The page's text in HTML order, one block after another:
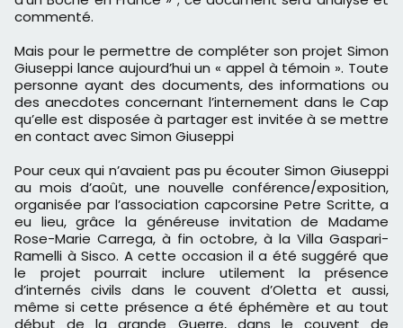
commenté.
Mais pour le permettre de compléter son projet Simon
Giuseppi lance aujourd’hui un « appel à témoin ». Toute
personne ayant des documents, des informations ou
des anecdotes concernant l’internement dans le Cap
qu’elle est disposée à partager est invitée à se mettre
en contact avec Simon Giuseppi
Pour ceux qui n’avaient pas pu écouter Simon Giuseppi
au mois d’août, une nouvelle conférence/exposition,
organisée par l’association capcorsine Petre Scritte, a
eu lieu, grâce la généreuse invitation de Madame
Rose-Marie Carrega, à fin octobre, à la Villa Gaspari-
Ramelli à Sisco. A cette occasion il a été suggéré que
le projet pourrait inclure utilement la présence
d’internés civils dans le couvent d’Oletta et aussi,
même si cette présence a été éphémère et au tout
début de la grande Guerre, dans le couvent de